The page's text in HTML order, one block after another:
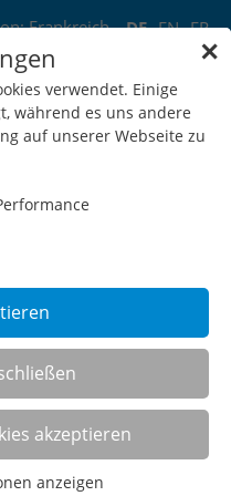
DE EN FR
Frankreich
Belgien Frankreich
SHOP
Stahlblech garantiert
Ihrer Flex-Box
✕
verwendet. Einige
während es uns andere
auf unserer Webseite zu
akzeptieren
anzeigen